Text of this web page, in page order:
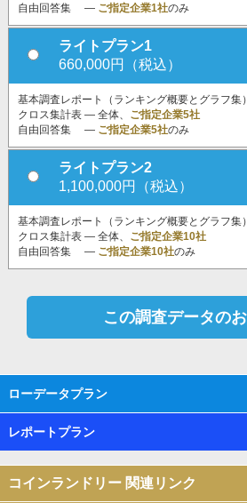
自由回答集 ― ご指定企業1社のみ
ライトプラン1
660,000円（税込）
基本調査レポート（ランキング概要とグラフ集）
クロス集計表 ― 全体、 ご指定企業5社
自由回答集 ― ご指定企業5社のみ
ライトプラン2
1,100,000円（税込）
基本調査レポート（ランキング概要とグラフ集）
クロス集計表 ― 全体、 ご指定企業10社
自由回答集 ― ご指定企業10社のみ
ローデータプラン
レポートプラン
コインランドリー 関連リンク